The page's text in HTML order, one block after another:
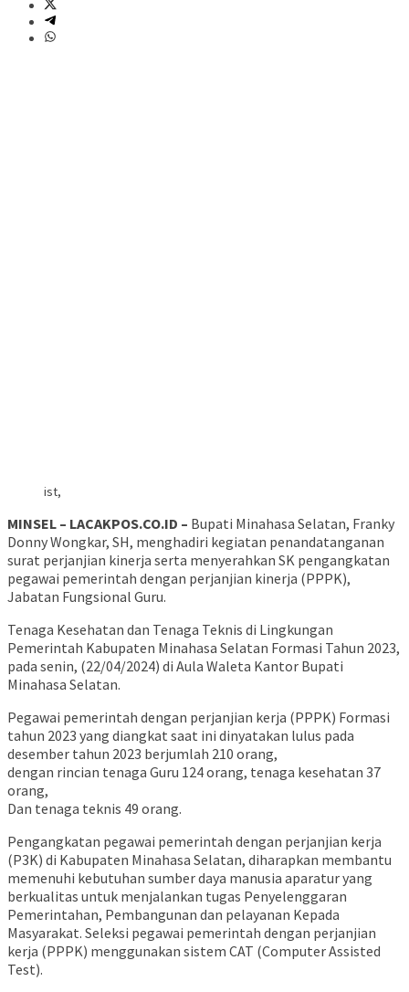
ist,
MINSEL – LACAKPOS.CO.ID – Bupati Minahasa Selatan, Franky
Donny Wongkar, SH, menghadiri kegiatan penandatanganan
surat perjanjian kinerja serta menyerahkan SK pengangkatan
pegawai pemerintah dengan perjanjian kinerja (PPPK),
Jabatan Fungsional Guru.
Tenaga Kesehatan dan Tenaga Teknis di Lingkungan
Pemerintah Kabupaten Minahasa Selatan Formasi Tahun 2023,
pada senin, (22/04/2024) di Aula Waleta Kantor Bupati
Minahasa Selatan.
Pegawai pemerintah dengan perjanjian kerja (PPPK) Formasi
tahun 2023 yang diangkat saat ini dinyatakan lulus pada
desember tahun 2023 berjumlah 210 orang,
dengan rincian tenaga Guru 124 orang, tenaga kesehatan 37
orang,
Dan tenaga teknis 49 orang.
Pengangkatan pegawai pemerintah dengan perjanjian kerja
(P3K) di Kabupaten Minahasa Selatan, diharapkan membantu
memenuhi kebutuhan sumber daya manusia aparatur yang
berkualitas untuk menjalankan tugas Penyelenggaran
Pemerintahan, Pembangunan dan pelayanan Kepada
Masyarakat. Seleksi pegawai pemerintah dengan perjanjian
kerja (PPPK) menggunakan sistem CAT (Computer Assisted
Test).